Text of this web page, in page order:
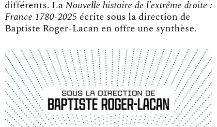
différents. La Nouvelle histoire de l’extrême droite :
France 1780-2025 écrite sous la direction de
Baptiste Roger-Lacan en offre une synthèse.